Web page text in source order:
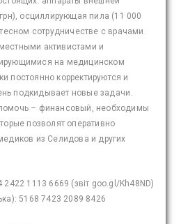
осциллирующая пила (11 000
сотрудничестве с врачами
активистами и
на медицинском
постоянно корректируются и
подкидывает новые задачи.
– финансовый, необходимы
позволят оперативно
из Селидова и других
1113 6669 (звіт goo.gl/Kh48ND)
5168 7423 2089 8426